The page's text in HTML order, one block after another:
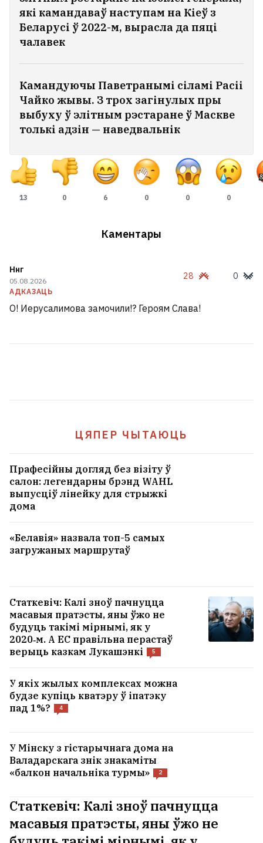
які камандаваў наступам на Кіеў з
Беларусі ў 2022-м, вырасла да пяці
чалавек
Камандуючы Паветранымі сіламі Расіі
Чайко жывы. З трох загінулых пры
выбуху ў элітным рэстаране ў Маскве
толькі адзін — наведвальнік
13 0 6 0 0 0
Каментары
Ннг
05.08.2026
АДКАЗАЦЬ
28 0
О! Иерусалимова замочили!? Героям Слава!
ЦЯПЕР ЧЫТАЮЦЬ
Прафесійны догляд без візіту ў
салон: легендарны брэнд WAHL
выпусціў лінейку для стрыжкі
дома
«Белавія» назвала топ-5 самых
загружаных маршрутаў
Статкевіч: Калі зноў пачнуцца
масавыя пратэсты, яны ўжо не
будуць такімі мірнымі, як у
2020‑м. А ЕС правільна перастаў
верыць казкам Лукашэнкі
5
У якіх жылых комплексах можна
будзе купіць кватэру ў іпатэку
пад 1%?
4
У Мінску з гістарычнага дома на
Валадарскага знік знакаміты
«балкон начальніка турмы»
2
Статкевіч: Калі зноў пачнуцца
масавыя пратэсты, яны ўжо не